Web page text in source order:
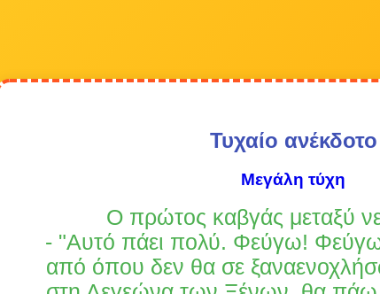
Τυχαίο ανέκδοτο
Μεγάλη τύχη
Ο πρώτος καβγάς μεταξύ
- "Αυτό πάει πολύ. Φεύγω!
από όπου δεν θα σε